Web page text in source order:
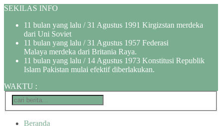
SEKILAS INFO
11 bulan yang lalu / 31 Agustus 1991 Kirgizstan merdeka
dari Uni Soviet
11 bulan yang lalu / 31 Agustus 1957 Federasi
Malaya merdeka dari Britania Raya.
11 bulan yang lalu / 14 Agustus 1973 Konstitusi Republik
Islam Pakistan mulai efektif diberlakukan.
WAKTU :
Beranda